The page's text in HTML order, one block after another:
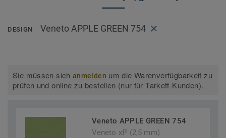
DESIGN Veneto APPLE GREEN 754
Sie müssen sichanmelden um die Warenverfügbarkeit zu
prüfen und online zu bestellen (nur für Tarkett-Kunden).
Veneto APPLE GREEN 754
Veneto xf² (2,5 mm)